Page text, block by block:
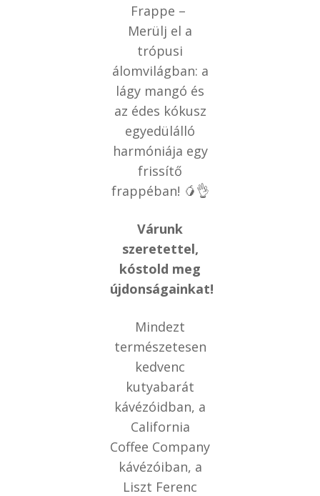
Frappe –
Merülj el a
trópusi
álomvilágban: a
lágy mangó és
az édes kókusz
egyedülálló
harmóniája egy
frissítő
frappéban! 🥭👌
Várunk
szeretettel,
kóstold meg
újdonságainkat!
Mindezt
természetesen
kedvenc
kutyabarát
kávézóidban, a
California
Coffee Company
kávézóiban, a
Liszt Ferenc